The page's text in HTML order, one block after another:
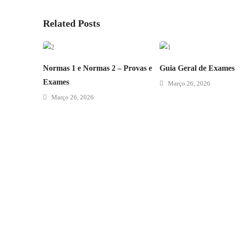
Related Posts
Normas 1 e Normas 2 – Provas e
Exames
Março 26, 2026
Guia Geral de Exames
Março 26, 2026